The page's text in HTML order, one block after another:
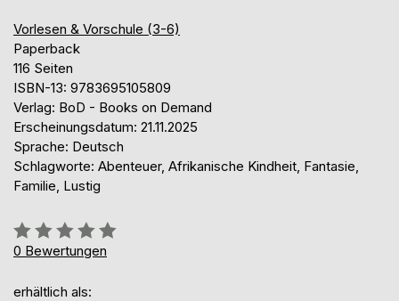
Vorlesen & Vorschule (3-6)
Paperback
116 Seiten
ISBN-13: 9783695105809
Verlag: BoD - Books on Demand
Erscheinungsdatum: 21.11.2025
Sprache: Deutsch
Schlagworte: Abenteuer, Afrikanische Kindheit, Fantasie,
Familie, Lustig
Bewertung::
0%
0 Bewertungen
erhältlich als: